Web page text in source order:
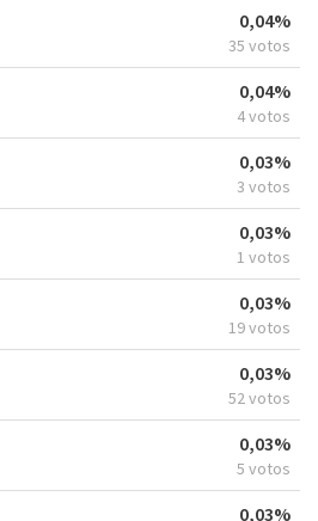
0,04%
35 votos
0,04%
4 votos
0,03%
3 votos
0,03%
1 votos
0,03%
19 votos
0,03%
52 votos
0,03%
5 votos
0,03%